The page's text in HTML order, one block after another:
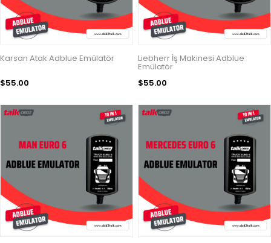
Karsan Atak Adblue Emülatör
$55.00
Liebherr İş Makinesi Adblue
Emülatör
$55.00